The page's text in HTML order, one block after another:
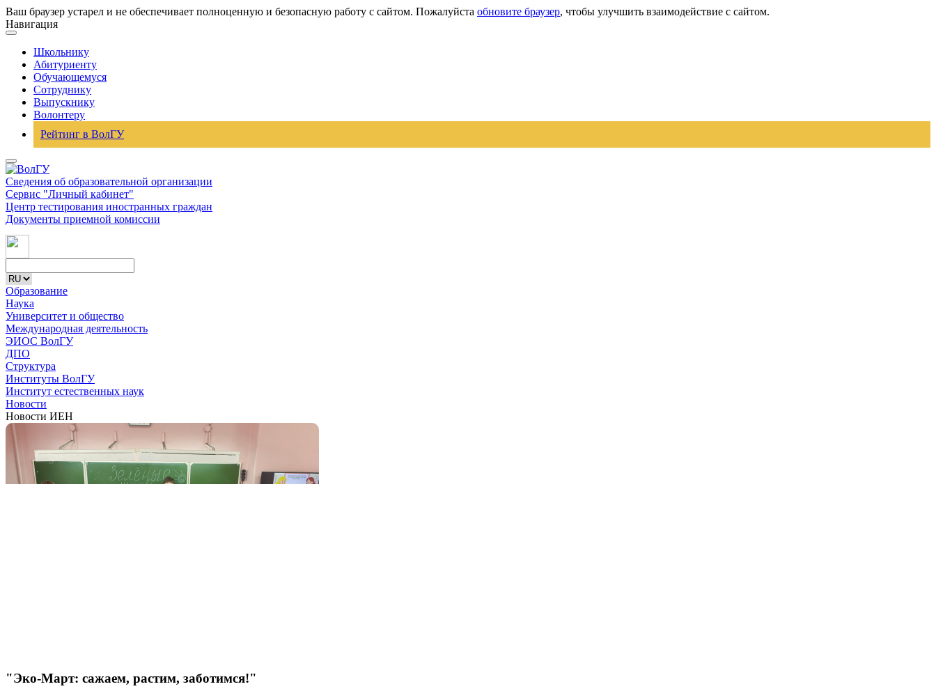
Ваш браузер устарел и не обеспечивает полноценную и безопасную работу с сайтом. Пожалуйста обновите браузер, чтобы улучшить взаимодействие с сайтом.
Навигация
Школьнику
Абитуриенту
Обучающемуся
Сотруднику
Выпускнику
Волонтеру
Рейтинг в ВолГУ
Сведения об образовательной организации
Сервис "Личный кабинет"
Центр тестирования иностранных граждан
Документы приемной комиссии
Образование
Наука
Университет и общество
Международная деятельность
ЭИОС ВолГУ
ДПО
Структура
Институты ВолГУ
Институт естественных наук
Новости
Новости ИЕН
"Эко-Март: сажаем, растим, заботимся!"